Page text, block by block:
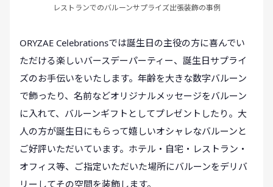
レストランでのバルーンサプライズ出張装飾の事例
ORYZAE Celebrationsでは誕生日の主役の方に喜んでい
ただける楽しいバースデーパーティー、誕生日サプライ
ズのお手伝いをいたします。年齢を大きな数字バルーン
で飾ったり、名前などオリジナルメッセージをバルーン
に入れて、バルーンギフトとしてプレゼントしたり。大
人の方が誕生日にもらって嬉しいオシャレなバルーンと
ご好評いただいています。ホテル・自宅・レストラン・
オフィス等、ご指定いただいた場所にバルーンをデリバ
リーしてその空間を装飾します。